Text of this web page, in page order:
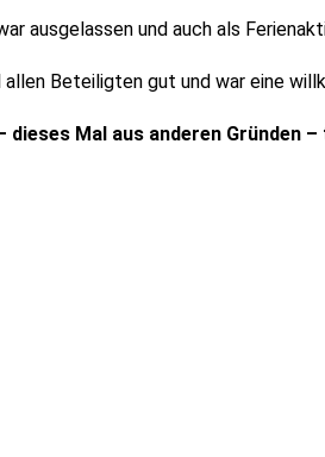
ausgelassen und auch als
Beteiligten gut und war eine
dieses Mal aus anderen Gründen